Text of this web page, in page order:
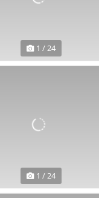
1 / 24
1 / 24